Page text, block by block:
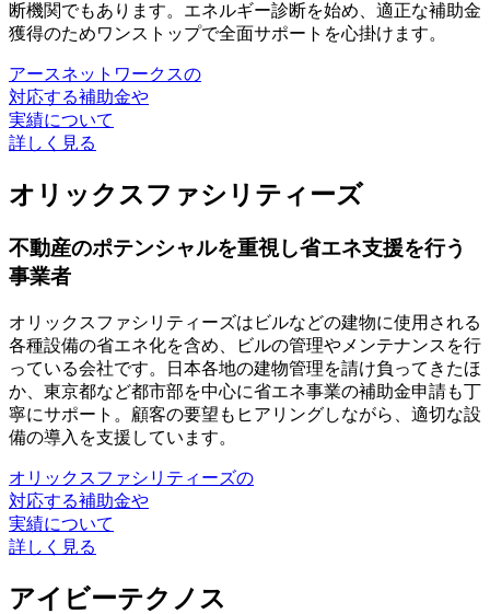
断機関でもあります。エネルギー診断を始め、適正な補助金
獲得のためワンストップで全面サポートを心掛けます。
アースネットワークスの
対応する補助金や
実績について
詳しく見る
オリックスファシリティーズ
不動産のポテンシャルを重視し省エネ支援を行う
事業者
オリックスファシリティーズはビルなどの建物に使用される
各種設備の省エネ化を含め、ビルの管理やメンテナンスを行
っている会社です。日本各地の建物管理を請け負ってきたほ
か、 東京都など都市部を中心に省エネ事業の補助金申請も丁
寧にサポート 。顧客の要望もヒアリングしながら、適切な設
備の導入を支援しています。
オリックスファシリティーズの
対応する補助金や
実績について
詳しく見る
アイビーテクノス